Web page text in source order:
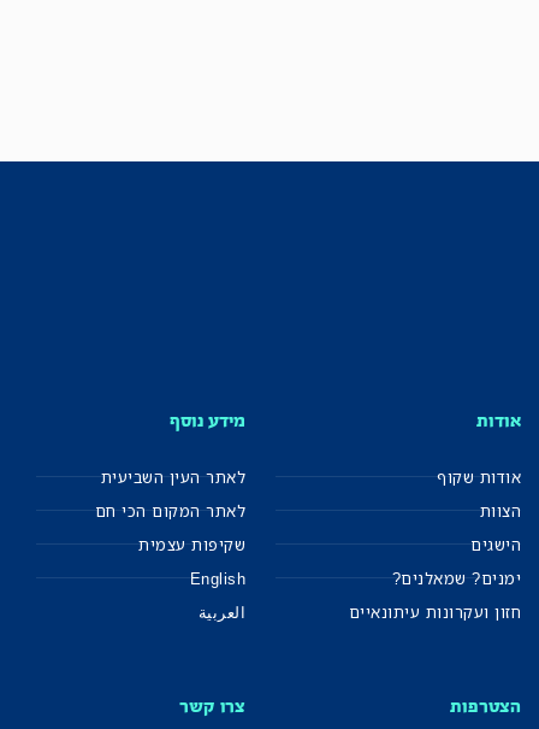
אודות
אודות שקוף
הצוות
הישגים
ימנים? שמאלנים?
חזון ועקרונות עיתונאיים
מידע נוסף
לאתר העין השביעית
לאתר המקום הכי חם
שקיפות עצמית
English
العربية
הצטרפות צרו קשר